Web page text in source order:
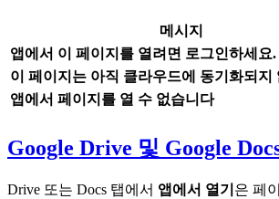
메시지
앱에서 이 페이지를 열려면 로그인하세요.
이 페이지는 아직 클라우드에 동기화되지
앱에서 페이지를 열 수 없습니다
Google Drive 및 Google
Drive 또는 Docs 탭에서 앱에서 열기 은 페